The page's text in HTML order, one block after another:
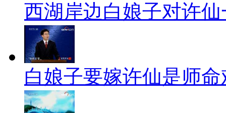
西湖岸边白娘子对许
白娘子要嫁许仙是师